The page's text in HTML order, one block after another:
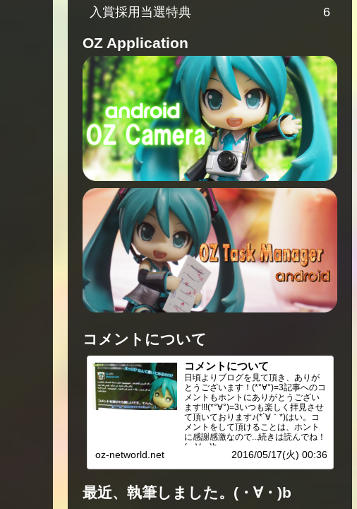
入賞採用当選特典
6
OZ Application
コメントについて
コメントについて
日頃よりブログを見て頂き、ありが
とうございます！(*°∀°)=3記事へのコ
メントもホントにありがとうござい
ます!!!(*°∀°)=3いつも楽しく拝見させ
て頂いております♪(*´∀｀*)はい。コ
メントをして頂けることは、ホント
に感謝感激なので...続きは読んでね！
(・∀・)b
oz-networld.net 2016/05/17(火) 00:36
最近、執筆しました。(・∀・)b